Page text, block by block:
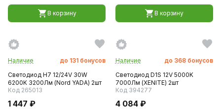
В корзину В корзину
Наличие до 131 бонусов
Светодиод H7 12/24V 30W
6200K 3200Лм (Nord YADA) 2шт
Код 265013
1 447 ₽
Наличие до 368 бонусов
Светодиод D1S 12V 5000K
7000Лм (XENITE) 2шт
Код 394277
4 084 ₽